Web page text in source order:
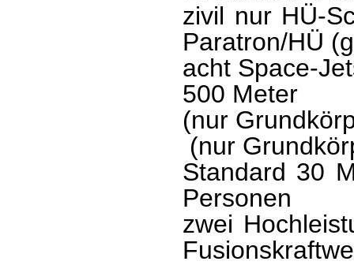
zivil nur HÜ-
Paratron/HÜ
acht Space-
500 Meter
(nur
(nur
Standard 30
Personen
zwei